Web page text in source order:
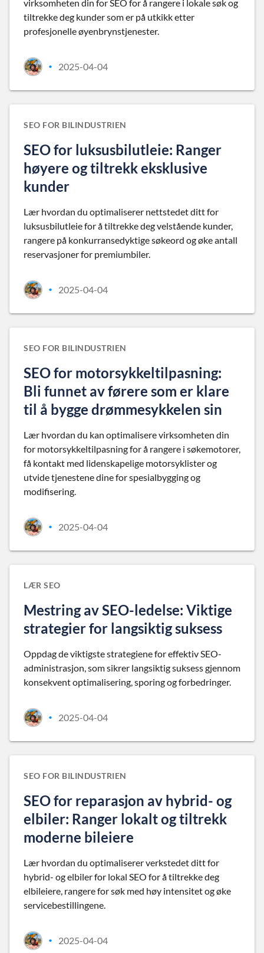
virksomheten din for SEO for å rangere i lokale søk og
tiltrekke deg kunder som er på utkikk etter
profesjonelle øyenbrynstjenester.
• 2025-04-04
SEO FOR BILINDUSTRIEN
SEO for luksusbilutleie: Ranger
høyere og tiltrekk eksklusive
kunder
Lær hvordan du optimaliserer nettstedet ditt for
luksusbilutleie for å tiltrekke deg velstående kunder,
rangere på konkurransedyktige søkeord og øke antall
reservasjoner for premiumbiler.
• 2025-04-04
SEO FOR BILINDUSTRIEN
SEO for motorsykkeltilpasning:
Bli funnet av førere som er klare
til å bygge drømmesykkelen sin
Lær hvordan du kan optimalisere virksomheten din
for motorsykkeltilpasning for å rangere i søkemotorer,
få kontakt med lidenskapelige motorsyklister og
utvide tjenestene dine for spesialbygging og
modifisering.
• 2025-04-04
LÆR SEO
Mestring av SEO-ledelse: Viktige
strategier for langsiktig suksess
Oppdag de viktigste strategiene for effektiv SEO-
administrasjon, som sikrer langsiktig suksess gjennom
konsekvent optimalisering, sporing og forbedringer.
• 2025-04-04
SEO FOR BILINDUSTRIEN
SEO for reparasjon av hybrid- og
elbiler: Ranger lokalt og tiltrekk
moderne bileiere
Lær hvordan du optimaliserer verkstedet ditt for
hybrid- og elbiler for lokal SEO for å tiltrekke deg
elbileiere, rangere for søk med høy intensitet og øke
servicebestillingene.
• 2025-04-04